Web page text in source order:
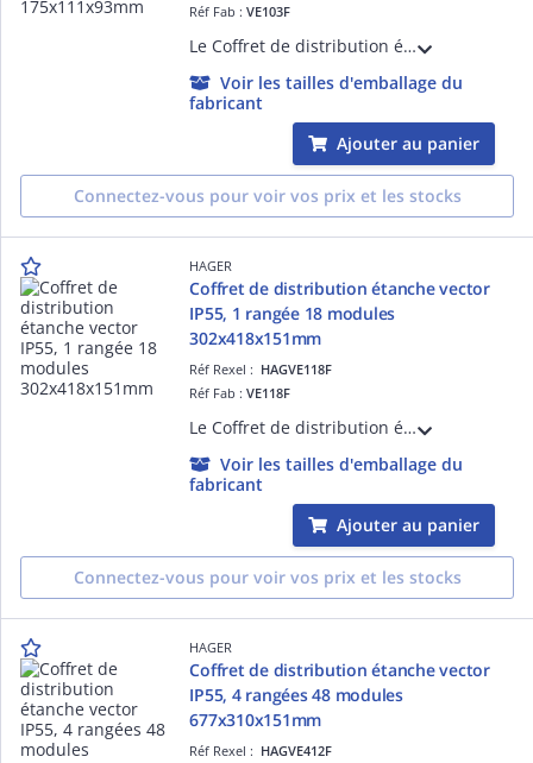
Réf Fab :VE103F
Le Coffret de distribution étanche vector Hager, avec sa rangée de 2+1 modules, est idéal pour les installations en saillie, IP55 ou IP65. Ce coffret offre une solution fiable et durable pour la distribution électrique.
Voir les tailles d'emballage du
fabricant
Ajouter au panier
Connectez-vous pour voir vos prix et les stocks
HAGER
Coffret de distribution étanche vector
IP55, 1 rangée 18 modules
302x418x151mm
Réf Rexel : HAGVE118F
Réf Fab :VE118F
Le Coffret de distribution étanche vector Hager, avec sa rangée de 18 modules, est idéal pour les installations en saillie, IP55 ou IP65. Ce coffret offre ainsi une solution fiable et durable pour la distribution électrique.
Voir les tailles d'emballage du
fabricant
Ajouter au panier
Connectez-vous pour voir vos prix et les stocks
HAGER
Coffret de distribution étanche vector
IP55, 4 rangées 48 modules
677x310x151mm
Réf Rexel : HAGVE412F